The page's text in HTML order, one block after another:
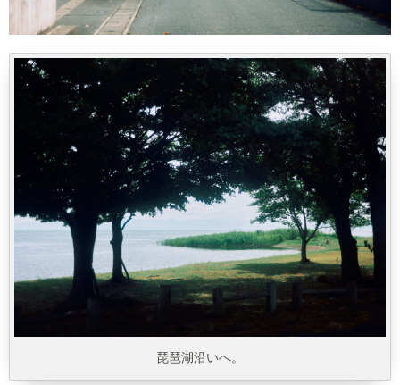
琵琶湖沿いへ。